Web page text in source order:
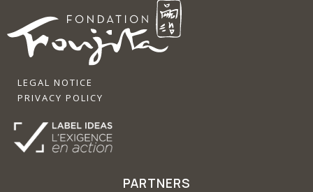
LEGAL NOTICE
PRIVACY POLICY
PARTNERS